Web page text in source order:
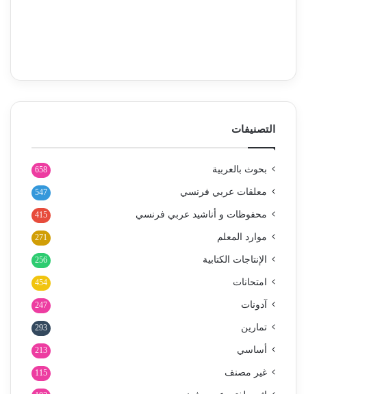
التصنيفات
بحوث بالعربية 658
معلقات عربي فرنسي 547
محفوظات و أناشيد عربي فرنسي 415
موارد المعلم 271
الإنتاجات الكتابية 256
امتحانات 454
آدونات 247
تمارين 293
أساسي 213
غير مصنف 115